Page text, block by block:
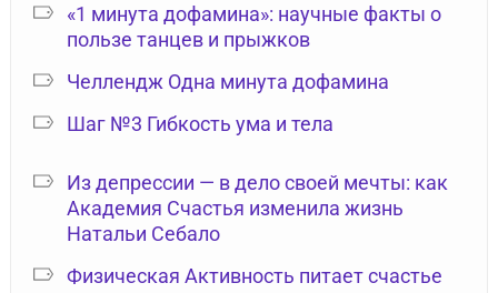
«1 минута дофамина»: научные факты о
пользе танцев и прыжков
Челлендж Одна минута дофамина
Шаг №3 Гибкость ума и тела
Из депрессии — в дело своей мечты: как
Академия Счастья изменила жизнь
Натальи Себало
Физическая Активность питает счастье